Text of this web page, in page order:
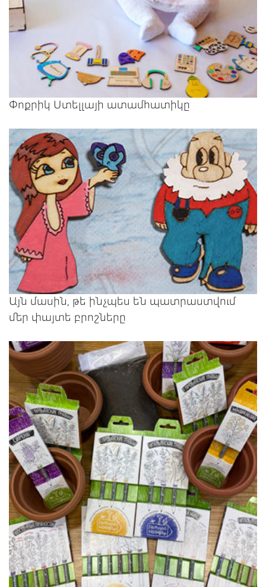
Փոքրիկ Ստելլայի ատամհատիկը
Այն մասին, թե ինչպես են պատրաստվում
մեր փայտե բրոշները